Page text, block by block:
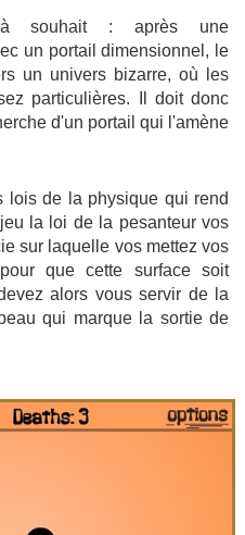
à souhait : après une
un portail dimensionnel, le
un univers bizarre, où les
particulières. Il doit donc
d'un portail qui l'amène
lois de la physique qui rend
la loi de la pesanteur vos
sur laquelle vos mettez vos
que cette surface soit
alors vous servir de la
qui marque la sortie de